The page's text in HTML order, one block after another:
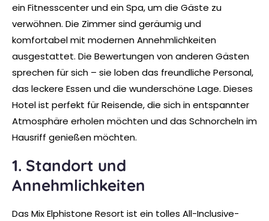
ein Fitnesscenter und ein Spa, um die Gäste zu
verwöhnen. Die Zimmer sind geräumig und
komfortabel mit modernen Annehmlichkeiten
ausgestattet. Die Bewertungen von anderen Gästen
sprechen für sich – sie loben das freundliche Personal,
das leckere Essen und die wunderschöne Lage. Dieses
Hotel ist perfekt für Reisende, die sich in entspannter
Atmosphäre erholen möchten und das Schnorcheln im
Hausriff genießen möchten.
1. Standort und
Annehmlichkeiten
Das Mix Elphistone Resort ist ein tolles All-Inclusive-